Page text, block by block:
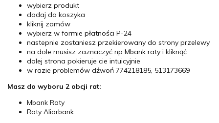
wybierz produkt
dodaj do koszyka
kliknij zamów
wybierz w formie płatności P-24
nastepnie zostaniesz przekierowany do strony przelewy
na dole musisz zaznaczyć np Mbank raty i kliknąć
dalej strona pokieruje cie intuicyjnie
w razie problemów dźwoń 774218185, 513173669
Masz do wyboru 2 obcji rat:
Mbank Raty
Raty Aliorbank